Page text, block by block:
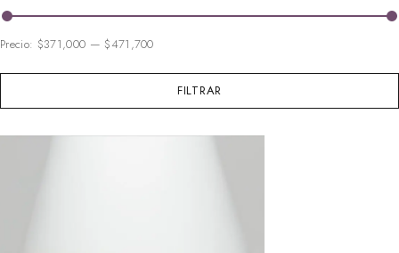
FILTRAR
Precio: $371,000 —$471,700